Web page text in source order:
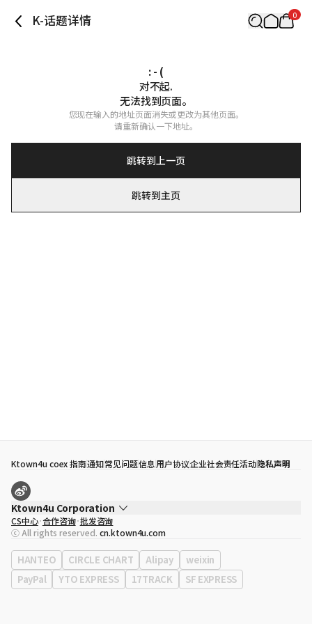
K-话题详情 0
: - (
对不起.
无法找到页面。
您现在输入的地址页面消失或更改为其他页面。
请重新确认一下地址。
跳转到上一页
跳转到主页
Ktown4u coex 指南通知常见问题信息用户协议企业社会责任活动隐私声明
Ktown4u Corporation
代表
宋効珉
营业执照 120-87-71116
公司地址 首尔特别市 江南区 岭东大路 513号 3楼 （三成洞， coex)
CS中心 合作咨询 批发咨询
ⓒ All rights reserved. cn.ktown4u.com
HANTEO CIRCLE CHART Alipay
weixin
PayPal
YTO EXPRESS 17TRACK SF EXPRESS